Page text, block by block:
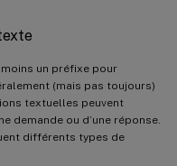
un préfixe pour
(mais pas toujours)
textuelles peuvent
demande ou d’une réponse.
différents types de